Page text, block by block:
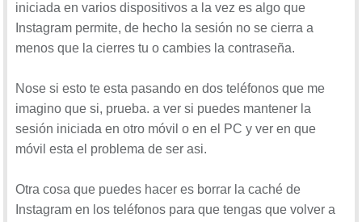
iniciada en varios dispositivos a la vez es algo que
Instagram permite, de hecho la sesión no se cierra a
menos que la cierres tu o cambies la contraseña.
Nose si esto te esta pasando en dos teléfonos que me
imagino que si, prueba. a ver si puedes mantener la
sesión iniciada en otro móvil o en el PC y ver en que
móvil esta el problema de ser asi.
Otra cosa que puedes hacer es borrar la caché de
Instagram en los teléfonos para que tengas que volver a